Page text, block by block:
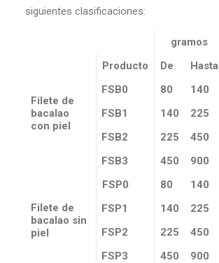
siguientes clasificaciones:
gramos
Filete de
bacalao
con piel
Producto De Hasta
FSB0
80 140
FSB1
140 225
FSB2
225 450
FSB3
450 900
Filete de
bacalao sin
piel
FSP0 80 140
FSP1
140 225
FSP2
225 450
FSP3
450 900